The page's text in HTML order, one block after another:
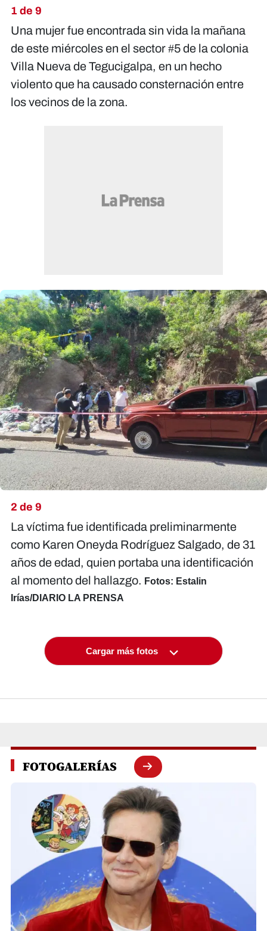
1 de 9
Una mujer fue encontrada sin vida la mañana
de este miércoles en el sector #5 de la colonia
Villa Nueva de Tegucigalpa, en un hecho
violento que ha causado consternación entre
los vecinos de la zona.
2 de 9
La víctima fue identificada preliminarmente
como Karen Oneyda Rodríguez Salgado, de 31
años de edad, quien portaba una identificación
al momento del hallazgo. Fotos: Estalin
Irías/DIARIO LA PRENSA
Cargar más fotos
FOTOGALERÍAS